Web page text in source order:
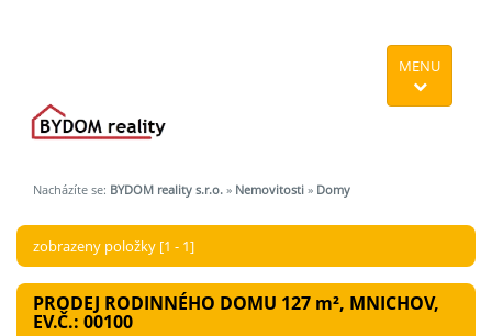
MENU
Nacházíte se: BYDOM reality s.r.o. » Nemovitosti » Domy
zobrazeny položky [1 - 1]
PRODEJ RODINNÉHO DOMU 127 m², MNICHOV,
EV.Č.: 00100